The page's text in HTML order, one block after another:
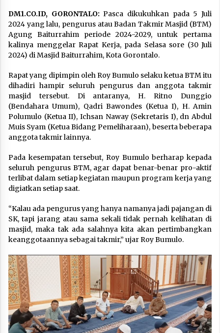
DM1.CO.ID, GORONTALO: Pasca dikukuhkan pada 5 Juli
2024 yang lalu, pengurus atau Badan Takmir Masjid (BTM)
Agung Baiturrahim periode 2024-2029, untuk pertama
kalinya menggelar Rapat Kerja, pada Selasa sore (30 Juli
2024) di Masjid Baiturrahim, Kota Gorontalo.
Rapat yang dipimpin oleh Roy Bumulo selaku ketua BTM itu
dihadiri hampir seluruh pengurus dan anggota takmir
masjid tersebut. Di antaranya, H. Ritno Dunggio
(Bendahara Umum), Qadri Bawondes (Ketua I), H. Amin
Polumulo (Ketua II), Ichsan Naway (Sekretaris I), dn Abdul
Muis Syam (Ketua Bidang Pemeliharaan), beserta beberapa
anggota takmir lainnya.
Pada kesempatan tersebut, Roy Bumulo berharap kepada
seluruh pengurus BTM, agar dapat benar-benar pro-aktif
terlibat dalam setiap kegiatan maupun program kerja yang
digiatkan setiap saat.
“Kalau ada pengurus yang hanya namanya jadi pajangan di
SK, tapi jarang atau sama sekali tidak pernah kelihatan di
masjid, maka tak ada salahnya kita akan pertimbangkan
keanggotaannya sebagai takmir,” ujar Roy Bumulo.